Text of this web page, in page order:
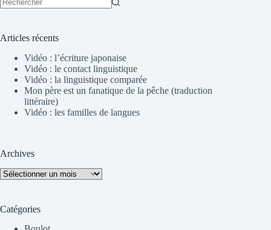
Articles récents
Vidéo : l’écriture japonaise
Vidéo : le contact linguistique
Vidéo : la linguistique comparée
Mon père est un fanatique de la pêche (traduction
littéraire)
Vidéo : les familles de langues
Archives
Archives
Catégories